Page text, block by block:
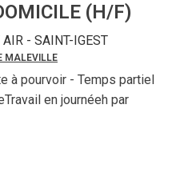
(H/F)
AIR - SAINT-IGEST
MALEVILLE
à pourvoir - Temps partiel
en journéeh par